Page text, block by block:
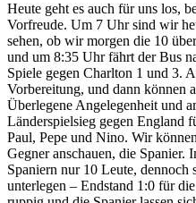
Heute geht es auch für uns los,
Vorfreude. Um 7 Uhr sind wir
sehen, ob wir morgen die 10
und um 8:35 Uhr fährt der Bus
Spiele gegen Charlton 1 und 3.
Vorbereitung, und dann können
Überlegene Angelegenheit und
Länderspielsieg gegen England
Paul, Pepe und Nino. Wir
Gegner anschauen, die Spanier.
Spaniern nur 10 Leute, dennoch
unterlegen – Endstand 1:0 für